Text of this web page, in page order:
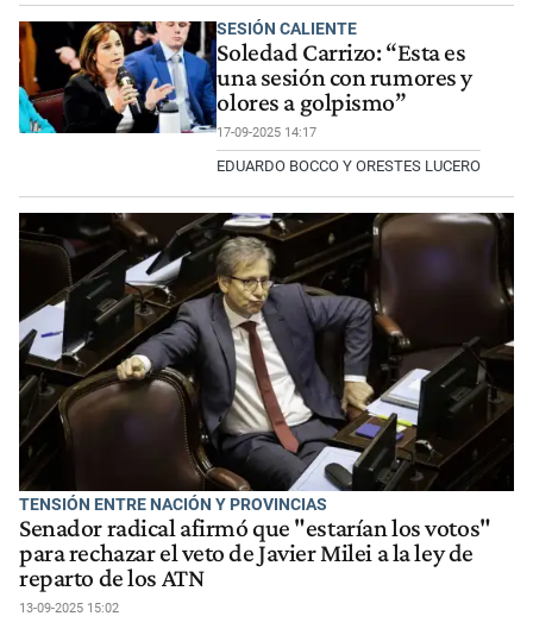
SESIÓN CALIENTE
Soledad Carrizo: “Esta es
una sesión con rumores y
olores a golpismo”
17-09-2025 14:17
EDUARDO BOCCO Y ORESTES LUCERO
TENSIÓN ENTRE NACIÓN Y PROVINCIAS
Senador radical afirmó que "estarían los votos"
para rechazar el veto de Javier Milei a la ley de
reparto de los ATN
13-09-2025 15:02